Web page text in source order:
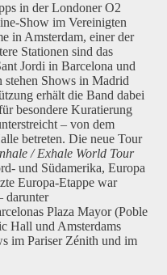
in der Londoner O2
Show im Vereinigten
in Amsterdam, einer der
Stationen sind das
Jordi in Barcelona und
stehen Shows in Madrid
erhält die Band dabei
besondere Kuratierung
– von dem
betreten. Die neue Tour
/ Exhale World Tour
und Südamerika, Europa
Europa-Etappe war
darunter
Plaza Mayor (Poble
Hall und Amsterdams
im Pariser Zénith und im